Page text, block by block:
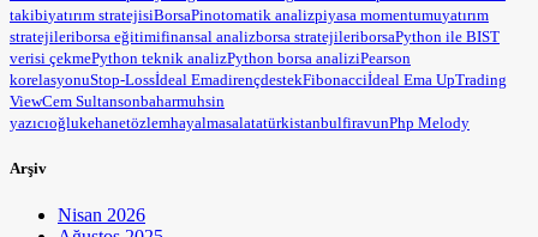
takibiyatırım stratejisiBorsaPinotomatik analizpiyasa momentumuyatırım
stratejileriborsa eğitimifinansal analizborsa stratejileriborsaPython ile BIST
verisi çekmePython teknik analizPython borsa analiziPearson
korelasyonuStop-Lossİdeal EmadirençdestekFibonacciİdeal Ema UpTrading
ViewCem Sultansonbaharmuhsin
yazıcıoğlukehanetözlemhayalmasalatatürkistanbulfiravunPhp Melody
Arşiv
Nisan 2026